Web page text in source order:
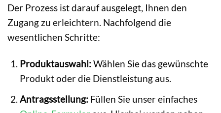
Der Prozess ist darauf ausgelegt, Ihnen den
Zugang zu erleichtern. Nachfolgend die
wesentlichen Schritte:
Produktauswahl:Wählen Sie das gewünschte
Produkt oder die Dienstleistung aus.
Antragsstellung:Füllen Sie unser einfaches